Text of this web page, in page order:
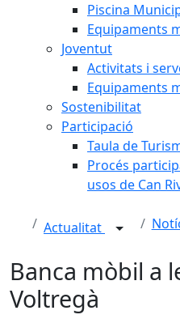
Piscina
Equipaments
Joventut
Activitats i
Equipaments
Sostenibilitat
Participació
Taula de
Procés
usos de Can
Actualitat
Banca mòbil a
Voltregà